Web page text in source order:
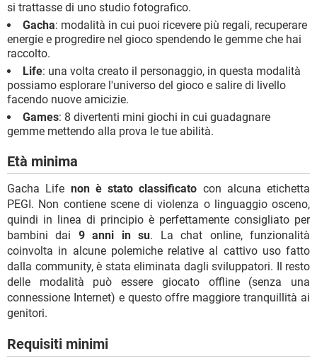
si trattasse di uno studio fotografico.
Gacha: modalità in cui puoi ricevere più regali, recuperare
energie e progredire nel gioco spendendo le gemme che hai
raccolto.
Life: una volta creato il personaggio, in questa modalità
possiamo esplorare l'universo del gioco e salire di livello
facendo nuove amicizie.
Games: 8 divertenti mini giochi in cui guadagnare
gemme mettendo alla prova le tue abilità.
Età minima
Gacha Life non è stato classificato con alcuna etichetta
PEGI. Non contiene scene di violenza o linguaggio osceno,
quindi in linea di principio è perfettamente consigliato per
bambini dai 9 anni in su. La chat online, funzionalità
coinvolta in alcune polemiche relative al cattivo uso fatto
dalla community, è stata eliminata dagli sviluppatori. Il resto
delle modalità può essere giocato offline (senza una
connessione Internet) e questo offre maggiore tranquillità ai
genitori.
Requisiti minimi